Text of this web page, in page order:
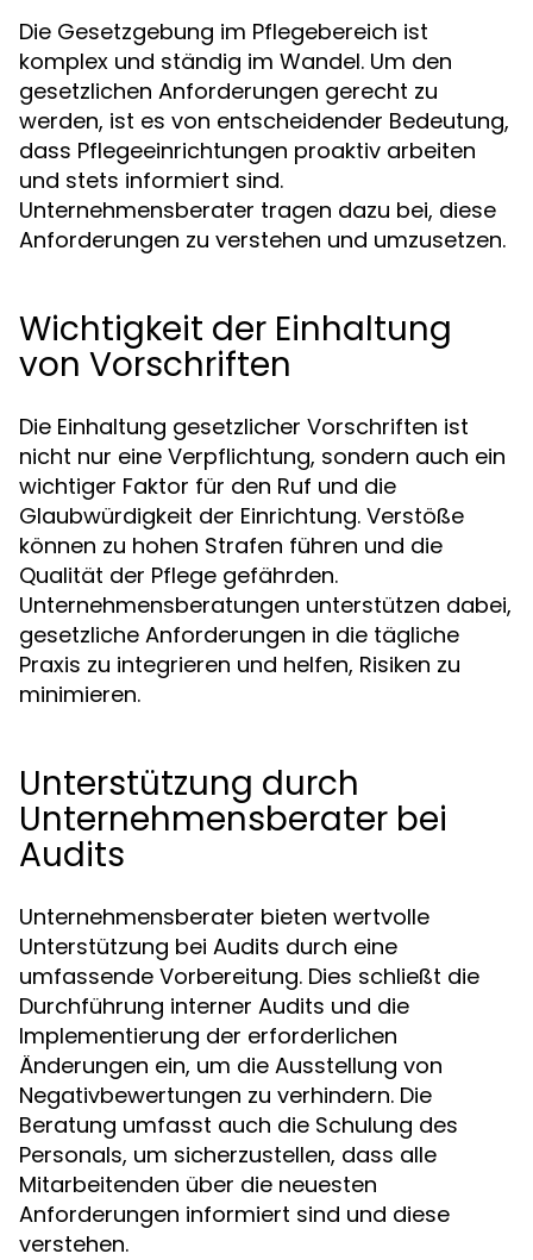
Die Gesetzgebung im Pflegebereich ist
komplex und ständig im Wandel. Um den
gesetzlichen Anforderungen gerecht zu
werden, ist es von entscheidender Bedeutung,
dass Pflegeeinrichtungen proaktiv arbeiten
und stets informiert sind.
Unternehmensberater tragen dazu bei, diese
Anforderungen zu verstehen und umzusetzen.
Wichtigkeit der Einhaltung
von Vorschriften
Die Einhaltung gesetzlicher Vorschriften ist
nicht nur eine Verpflichtung, sondern auch ein
wichtiger Faktor für den Ruf und die
Glaubwürdigkeit der Einrichtung. Verstöße
können zu hohen Strafen führen und die
Qualität der Pflege gefährden.
Unternehmensberatungen unterstützen dabei,
gesetzliche Anforderungen in die tägliche
Praxis zu integrieren und helfen, Risiken zu
minimieren.
Unterstützung durch
Unternehmensberater bei
Audits
Unternehmensberater bieten wertvolle
Unterstützung bei Audits durch eine
umfassende Vorbereitung. Dies schließt die
Durchführung interner Audits und die
Implementierung der erforderlichen
Änderungen ein, um die Ausstellung von
Negativbewertungen zu verhindern. Die
Beratung umfasst auch die Schulung des
Personals, um sicherzustellen, dass alle
Mitarbeitenden über die neuesten
Anforderungen informiert sind und diese
verstehen.